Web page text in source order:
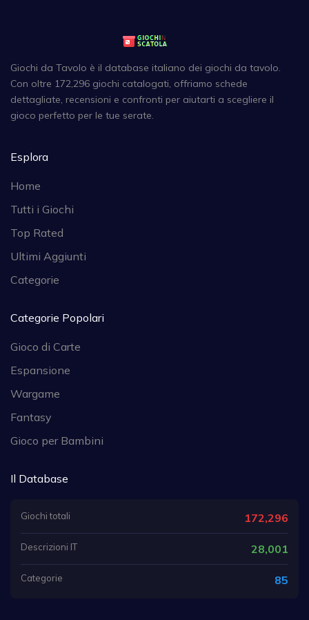
Giochi da Tavolo è il database italiano dei giochi da tavolo.
Con oltre 172,296 giochi catalogati, offriamo schede
dettagliate, recensioni e confronti per aiutarti a scegliere il
gioco perfetto per le tue serate.
Esplora
Home
Tutti i Giochi
Top Rated
Ultimi Aggiunti
Categorie
Categorie Popolari
Gioco di Carte
Espansione
Wargame
Fantasy
Gioco per Bambini
Il Database
Giochi totali 172,296
Descrizioni IT 28,001
Categorie 85